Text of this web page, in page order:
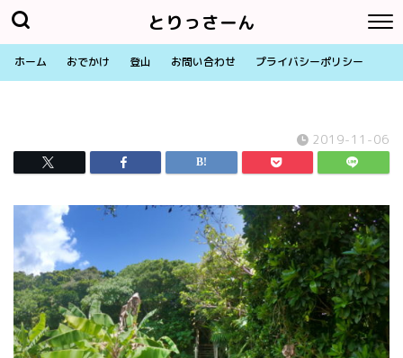
とりっさーん
ホーム おでかけ 登山 お問い合わせ プライバシーポリシー
2019-11-06